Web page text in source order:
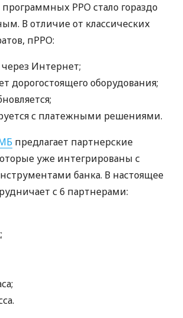
программных РРО стало гораздо
В отличие от классических
пРРО:
через Интернет;
дорогостоящего оборудования;
с платежными решениями.
предлагает партнерские
уже интегрированы с
банка. В настоящее
с 6 партнерами: